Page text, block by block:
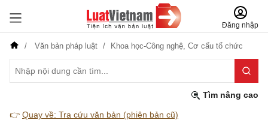
Đăng nhập
Văn bản pháp luật Khoa học-Công nghệ, Cơ cấu tổ chức
Tìm nâng cao
👉 Quay về: Tra cứu văn bản (phiên bản cũ)